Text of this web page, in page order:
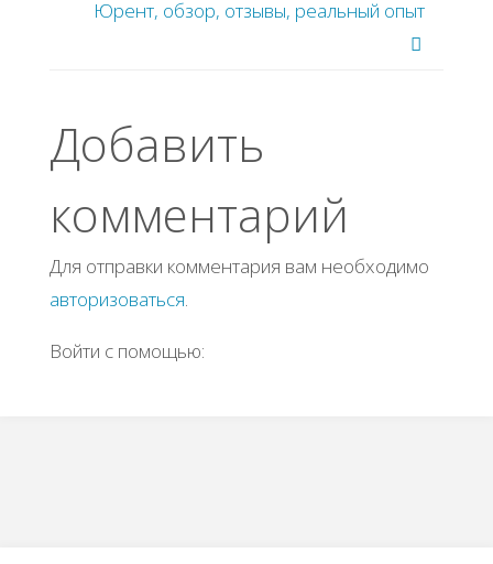
Юрент, обзор, отзывы, реальный опыт
Добавить
комментарий
Для отправки комментария вам необходимо
авторизоваться
Войти с помощью: